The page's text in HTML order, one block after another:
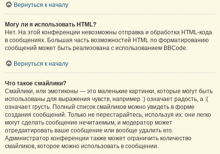
Вернуться к началу
Могу ли я использовать HTML?
Нет. На этой конференции невозможны отправка и обработка HTML-кода
в сообщениях. Большая часть возможностей HTML по форматированию
сообщений может быть реализована с использованием BBCode.
Вернуться к началу
Что такое смайлики?
Смайлики, или эмотиконы — это маленькие картинки, которые могут быть
использованы для выражения чувств, например :) означает радость, а :(
означает грусть. Полный список смайликов можно увидеть в форме
создания сообщений. Только не перестарайтесь, используя их: они легко
могут сделать сообщение нечитаемым, и модератор может
отредактировать ваше сообщение или вообще удалить его.
Администратор конференции также может ограничить количество
смайликов, которое можно использовать в сообщении.